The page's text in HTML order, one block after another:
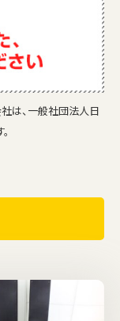
は、一般社団法人日